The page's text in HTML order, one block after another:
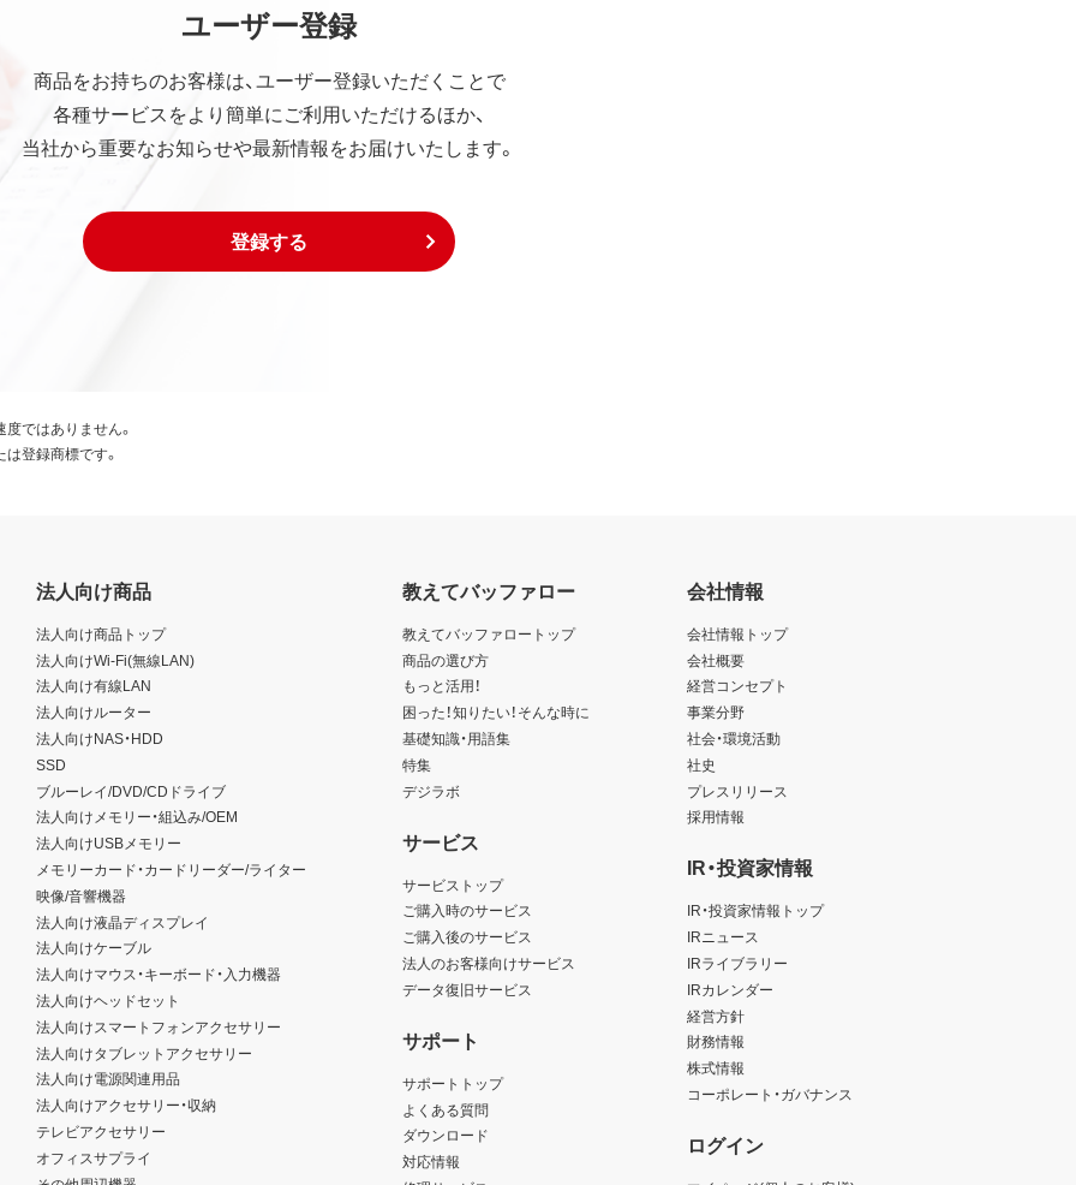
ユーザー登録
商品をお持ちのお客様は、ユーザー登録いただくことで
各種サービスをより簡単にご利用いただけるほか、
当社から重要なお知らせや最新情報をお届けいたします。
登録する
ではありません。
登録商標です。
法人向け商品
法人向け商品トップ
法人向けWi-Fi(無線LAN)
法人向け有線LAN
法人向けルーター
法人向けNAS・HDD
SSD
ブルーレイ/DVD/CDドライブ
法人向けメモリー・組込み/OEM
法人向けUSBメモリー
メモリーカード・カードリーダー/ライター
映像/音響機器
法人向け液晶ディスプレイ
法人向けケーブル
法人向けマウス・キーボード・入力機器
法人向けヘッドセット
法人向けスマートフォンアクセサリー
法人向けタブレットアクセサリー
法人向け電源関連用品
法人向けアクセサリー・収納
テレビアクセサリー
オフィスサプライ
教えてバッファロー
教えてバッファロートップ
商品の選び方
もっと活用！
困った！知りたい！そんな時に
基礎知識・用語集
特集
デジラボ
サービス
サービストップ
ご購入時のサービス
ご購入後のサービス
法人のお客様向けサービス
データ復旧サービス
サポート
サポートトップ
よくある質問
ダウンロード
対応情報
会社情報
会社情報トップ
会社概要
経営コンセプト
事業分野
社会・環境活動
社史
プレスリリース
採用情報
IR・投資家情報
IR・投資家情報トップ
IRニュース
IRライブラリー
IRカレンダー
経営方針
財務情報
株式情報
コーポレート・ガバナンス
ログイン